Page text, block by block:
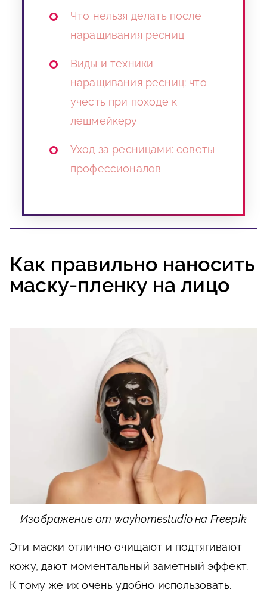
Что нельзя делать после
наращивания ресниц
Виды и техники
наращивания ресниц: что
учесть при походе к
лешмейкеру
Уход за ресницами: советы
профессионалов
Как правильно наносить
маску-пленку на лицо
Изображение от wayhomestudio на Freepik
Эти маски отлично очищают и подтягивают
кожу, дают моментальный заметный эффект.
К тому же их очень удобно использовать.